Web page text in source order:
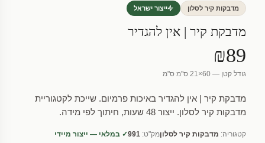
מדבקות קיר לסלון ייצור ישראל
מדבקת קיר | אין להגדיר
₪89
גודל קטן — 60×21 ס"מ ס"מ
מדבקת קיר | אין להגדיר באיכות פרמיום. שייכת לקטגוריית
מדבקות קיר לסלון. ייצור 48 שעות, חיתוך לפי מידה.
קטגוריה: מדבקות קיר לסלוןמק"ט: 991✓ במלאי — ייצור מיידי